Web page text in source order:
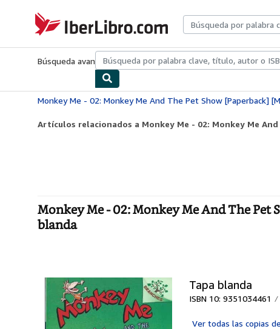
IberLibro.com
Búsqueda avanzadaColecciones Libros antiguosArte y
Artículos relacionados a Monkey Me - 02: Monkey Me
Monkey Me - 02: Monkey Me And The
blanda
Tapa blanda
ISBN 10: 9351034461
Ver todas las copias